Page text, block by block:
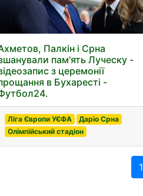
Палкін і Срна
пам'ять Луческу -
з церемонії
в Бухаресті -
Ліга Європи УЄФА
Даріо Срна
Олімпійський стадіон
1